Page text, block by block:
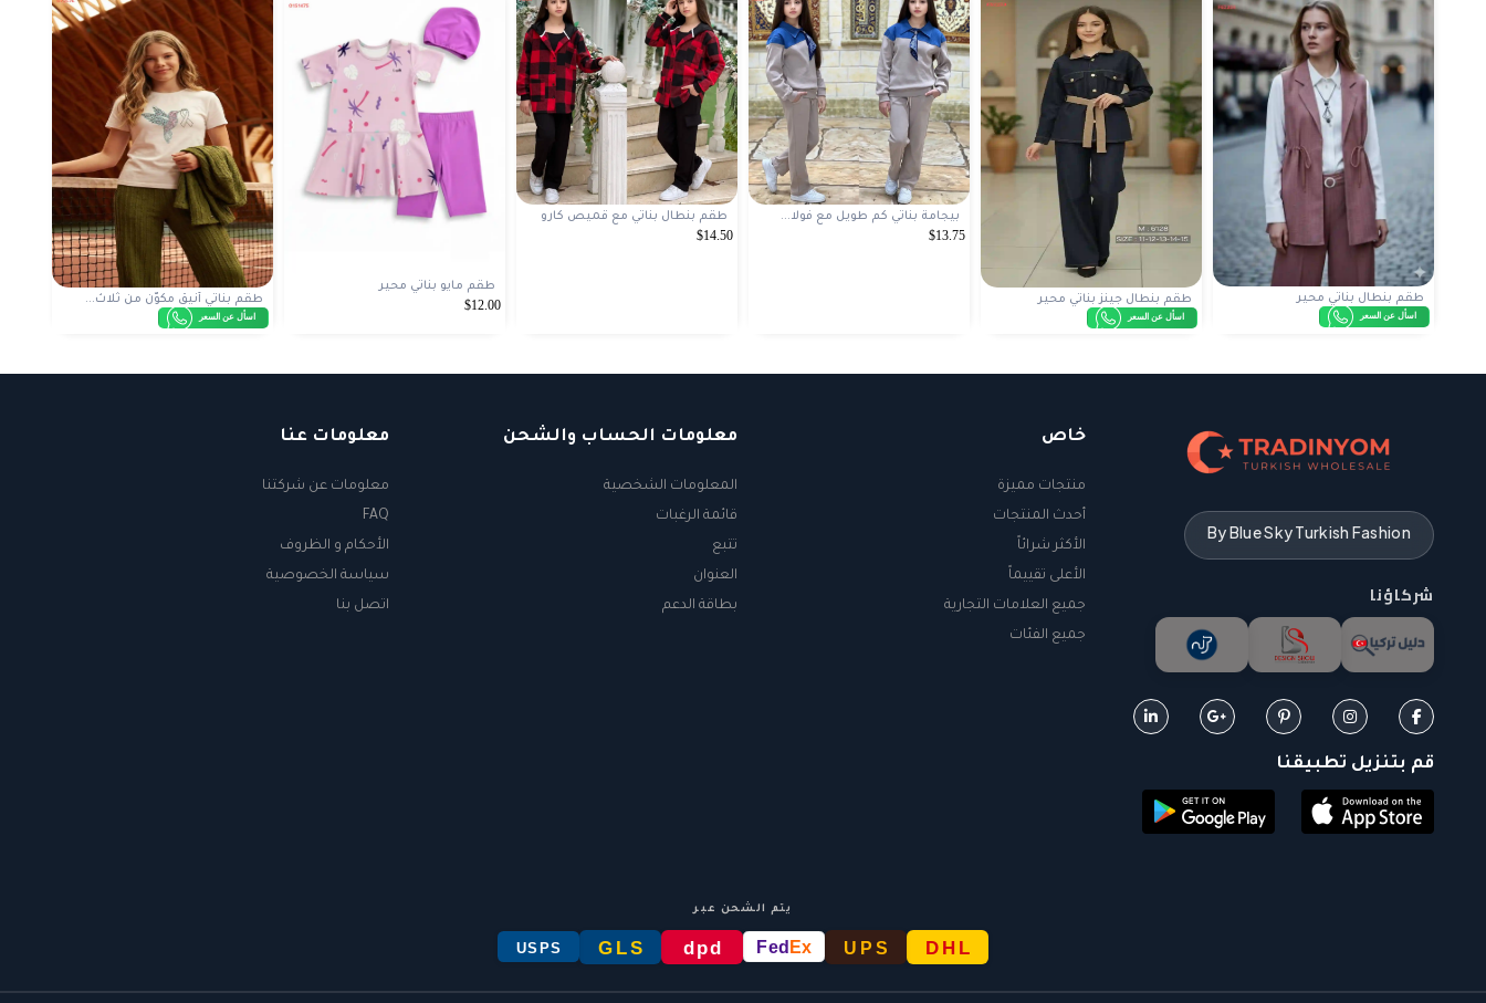
طقم بنطال بناتي محير
اسأل عن السعر
طقم بنطال جينز بناتي محير
اسأل عن السعر
بيجامة بناتي كم طويل مع فولا...
$13.75
طقم بنطال بناتي مع قميص كارو
$14.50
طقم مايو بناتي محير
$12.00 طقم بناتي أنيق مكوّن من ثلاث...
اسأل عن السعر
By Blue Sky Turkish Fashion
شركاؤنا
قم بتنزيل تطبيقنا
خاص
منتجات مميزة
أحدث المنتجات
الأكثر شرائاً
الأعلى تقييماً
جميع العلامات التجارية
جميع الفئات
معلومات الحساب والشحن
المعلومات الشخصية
قائمة الرغبات
تتبع
العنوان
بطاقة الدعم
معلومات عنا
معلومات عن شركتنا
FAQ
الأحكام و الظروف
سياسة الخصوصية
اتصل بنا
يتم الشحن عبر
DHL
UPS
Fed Ex
dpd
GLS
USPS